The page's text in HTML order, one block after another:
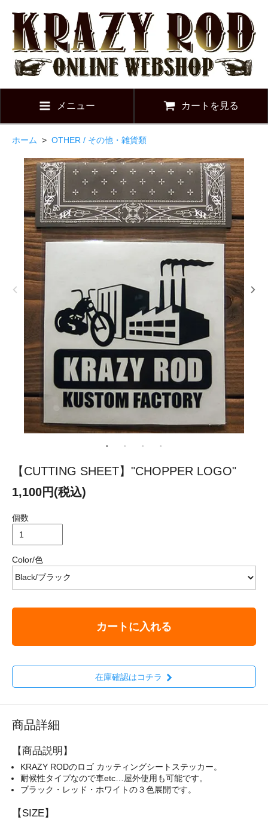
メニュー カートを見る
ホーム > OTHER / その他・雑貨類
【CUTTING SHEET】"CHOPPER LOGO"
1,100円(税込)
個数
Color/色
カートに入れる
在庫確認はコチラ
商品詳細
【商品説明】
KRAZY RODのロゴ カッティングシートステッカー。
耐候性タイプなので車etc…屋外使用も可能です。
ブラック・レッド・ホワイトの３色展開です。
【SIZE】